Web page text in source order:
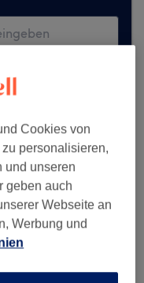
Cookies von
personalisieren,
und unseren
geben auch
Webseite an
Werbung und